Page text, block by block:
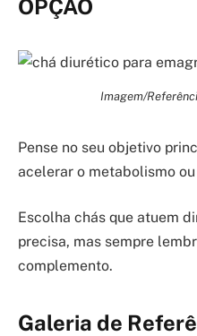
OPÇÃO
Imagem/
Pense no seu objetivo
acelerar o metabolismo
Escolha chás que atuem
precisa, mas sempre
complemento.
Galeria de